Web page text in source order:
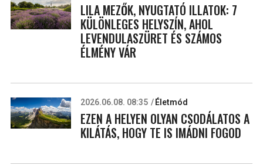
LILA MEZŐK, NYUGTATÓ ILLATOK: 7
KÜLÖNLEGES HELYSZÍN, AHOL
LEVENDULASZÜRET ÉS SZÁMOS
ÉLMÉNY VÁR
2026.06.08. 08:35 Életmód
EZEN A HELYEN OLYAN CSODÁLATOS A
KILÁTÁS, HOGY TE IS IMÁDNI FOGOD